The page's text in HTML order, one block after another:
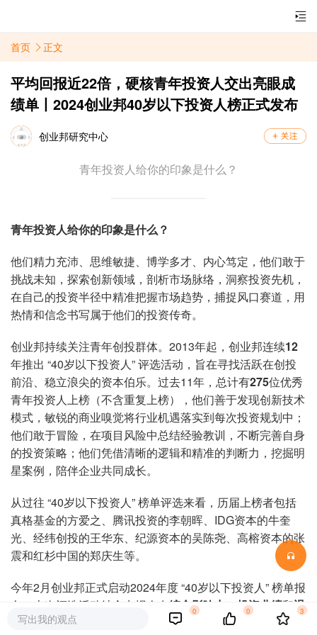
首页 正文
平均回报近22倍，硬核青年投资人交出亮眼成
绩单丨2024创业邦40岁以下投资人榜正式发布
创业邦研究中心
青年投资人给你的印象是什么？
青年投资人给你的印象是什么？
他们精力充沛、思维敏捷、博学多才、内心笃定，他们敢于
挑战未知，探索创新领域，剖析市场脉络，洞察投资先机，
在自己的投资半径中精准把握市场趋势，捕捉风口赛道，用
热情和信念书写属于他们的投资传奇。
创业邦持续关注青年创投群体。2013年起，创业邦连续12
年推出 “40岁以下投资人” 评选活动，旨在寻找活跃在创投
前沿、稳立浪尖的资本伯乐。过去11年，总计有275位优秀
青年投资人上榜（不含重复上榜），他们善于发现创新技术
模式，敏锐的商业嗅觉将行业机遇落实到每次投资规划中；
他们敢于冒险，在项目风险中总结经验教训，不断完善自身
的投资策略；他们凭借清晰的逻辑和精准的判断力，挖掘明
星案例，陪伴企业共同成长。
从过往 “40岁以下投资人” 榜单评选来看，历届上榜者包括
真格基金的方爱之、腾讯投资的李朝晖、IDG资本的牛奎
光、经纬创投的王华东、纪源资本的吴陈尧、高榕资本的张
震和红杉中国的郑庆生等。
今年2月创业邦正式启动2024年度 “40岁以下投资人” 榜单报
名，本次评选活动结合申报人在 综合影响力 投资业绩和退
出业绩三大维度的综合表现进行评审，最终评选出 “40岁以
写出我的观点
0 0 3